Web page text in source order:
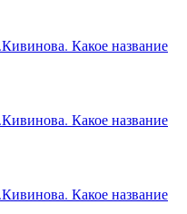
Какое название
Какое название
Какое название